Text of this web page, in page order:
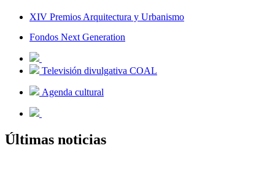
XIV Premios Arquitectura y Urbanismo
Fondos Next Generation
Televisión divulgativa COAL
Agenda cultural
Últimas noticias